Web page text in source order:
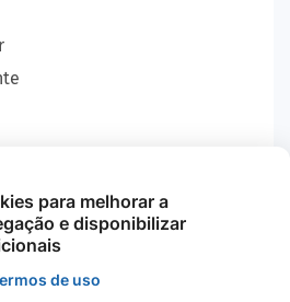
para melhorar a
e disponibilizar
de uso